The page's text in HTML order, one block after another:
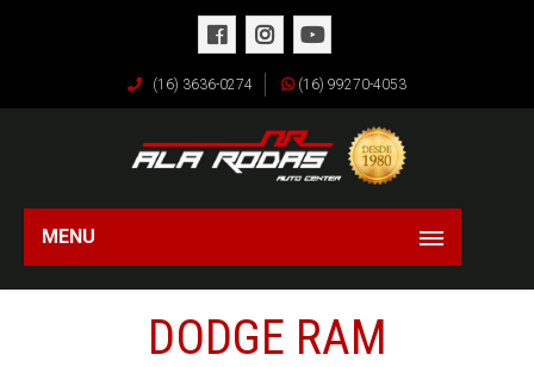
(16) 3636-0274 (16) 99270-4053
MENU
DODGE RAM